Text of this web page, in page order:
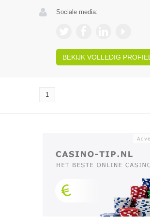
Sociale media:
BEKIJK VOLLEDIG PROFIEL
1